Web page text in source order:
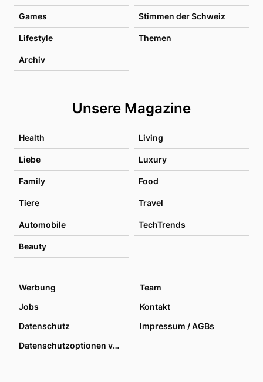
Games Stimmen der Schweiz
Lifestyle Themen
Archiv
Unsere Magazine
Health Living
Liebe Luxury
Family Food
Tiere Travel
Automobile TechTrends
Beauty
Werbung
Team
Jobs
Kontakt
Datenschutz
Impressum / AGBs
Datenschutzoptionen verwalten